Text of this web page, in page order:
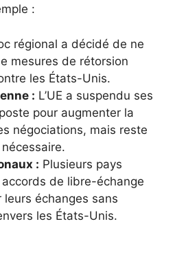
:
régional a décidé de ne
mesures de rétorsion
les États-Unis.
: L’UE a suspendu ses
pour augmenter la
négociations, mais reste
: Plusieurs pays
de libre-échange
leurs échanges sans
les États-Unis.